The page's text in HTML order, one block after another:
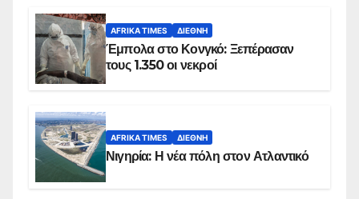
AFRIKA TIMES ΔΙΕΘΝΉ
Έμπολα στο Κονγκό: Ξεπέρασαν
τους 1.350 οι νεκροί
AFRIKA TIMES ΔΙΕΘΝΉ
Νιγηρία: Η νέα πόλη στον Ατλαντικό